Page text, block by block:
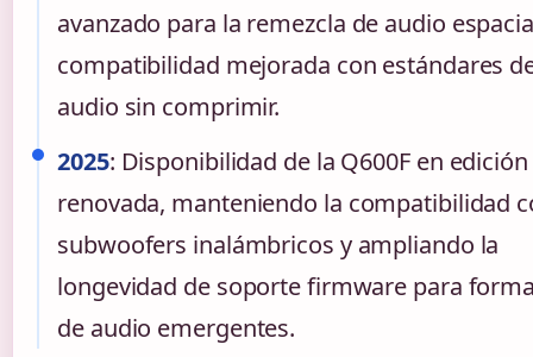
avanzado para la remezcla de audio
compatibilidad mejorada con estándares
audio sin comprimir.
2025: Disponibilidad de la Q600F en edición
renovada, manteniendo la compatibilidad
subwoofers inalámbricos y ampliando la
longevidad de soporte firmware para
de audio emergentes.